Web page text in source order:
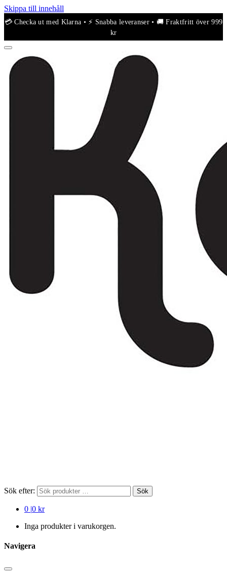
Skippa till innehåll
Sök efter: Sök
0 |0 kr
Inga produkter i varukorgen.
Navigera